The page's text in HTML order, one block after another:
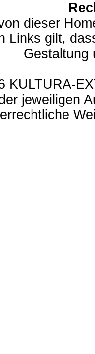
dieser
Links gilt,
Gestaltung
KULTURA-
jeweiligen